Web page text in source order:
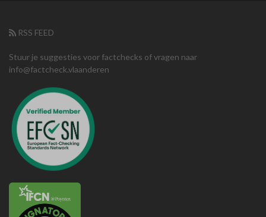
RSS FEED
Stuur je suggesties voor factchecks of vragen naar
info@factcheck.vlaanderen